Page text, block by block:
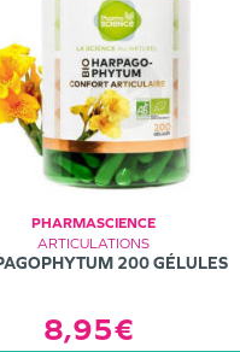
PHARMASCIENCE
ARTICULATIONS
200 GÉLULES
8,95€